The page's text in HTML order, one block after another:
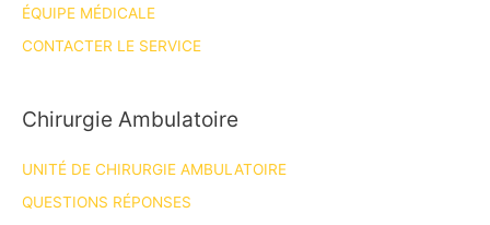
ÉQUIPE MÉDICALE
CONTACTER LE SERVICE
Chirurgie Ambulatoire
UNITÉ DE CHIRURGIE AMBULATOIRE
QUESTIONS RÉPONSES